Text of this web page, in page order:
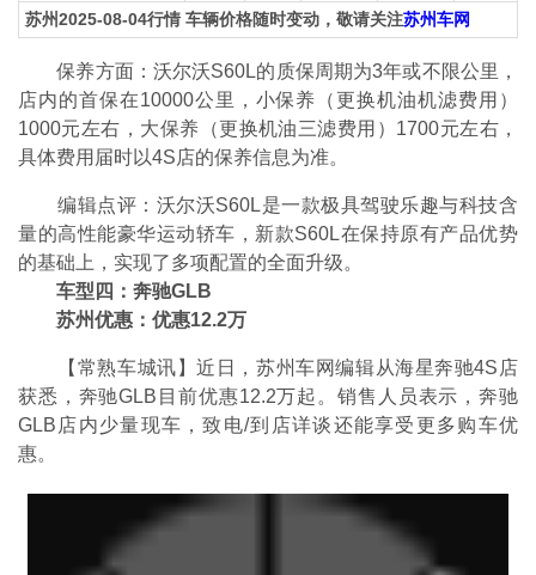
苏州2025-08-04行情 车辆价格随时变动，敬请关注苏州车网
保养方面：沃尔沃S60L的质保周期为3年或不限公里，
店内的首保在10000公里，小保养（更换机油机滤费用）
1000元左右，大保养（更换机油三滤费用）1700元左右，
具体费用届时以4S店的保养信息为准。
编辑点评：沃尔沃S60L是一款极具驾驶乐趣与科技含
量的高性能豪华运动轿车，新款S60L在保持原有产品优势
的基础上，实现了多项配置的全面升级。
车型四：奔驰GLB
苏州优惠：优惠12.2万
【常熟车城讯】近日，苏州车网编辑从海星奔驰4S店
获悉，奔驰GLB目前优惠12.2万起。销售人员表示，奔驰
GLB店内少量现车，致电/到店详谈还能享受更多购车优
惠。